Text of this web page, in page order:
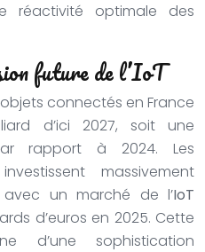
réactivité optimale des
future de l’IoT
connectés en France
d’ici 2027, soit une
rapport à 2024. Les
massivement
un marché de l’IoT
d’euros en 2025. Cette
d’une sophistication